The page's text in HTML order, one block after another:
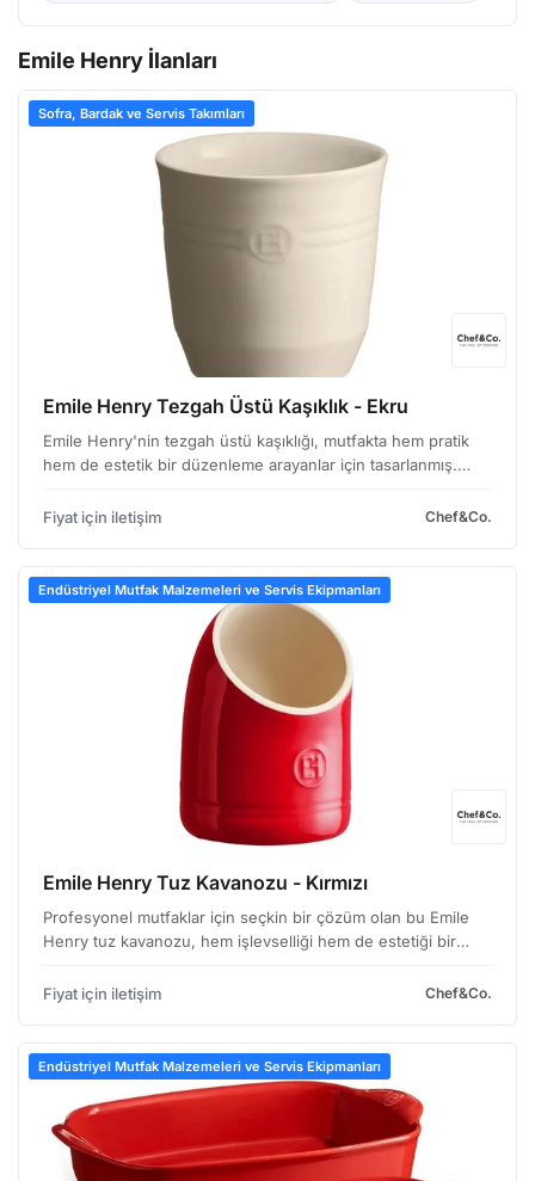
Emile Henry İlanları
Sofra, Bardak ve Servis Takımları
Emile Henry Tezgah Üstü Kaşıklık - Ekru
Emile Henry'nin tezgah üstü kaşıklığı, mutfakta hem pratik
hem de estetik bir düzenleme arayanlar için tasarlanmış.
buluştuğu bu ürün, mutfak tezgahında işlevselliği…
Fiyat için iletişim Chef&Co.
Endüstriyel Mutfak Malzemeleri ve Servis Ekipmanları
Emile Henry Tuz Kavanozu - Kırmızı
Profesyonel mutfaklar için seçkin bir çözüm olan bu Emile
Henry tuz kavanozu, hem işlevselliği hem de estetiği bir
öneminin farkında olan işletmeler için id…
Fiyat için iletişim Chef&Co.
Endüstriyel Mutfak Malzemeleri ve Servis Ekipmanları